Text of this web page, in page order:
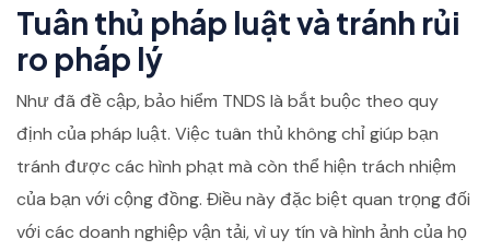
Tuân thủ pháp luật và tránh rủi
ro pháp lý
Như đã đề cập, bảo hiểm TNDS là bắt buộc theo quy
định của pháp luật. Việc tuân thủ không chỉ giúp bạn
tránh được các hình phạt mà còn thể hiện trách nhiệm
của bạn với cộng đồng. Điều này đặc biệt quan trọng đối
với các doanh nghiệp vận tải, vì uy tín và hình ảnh của họ